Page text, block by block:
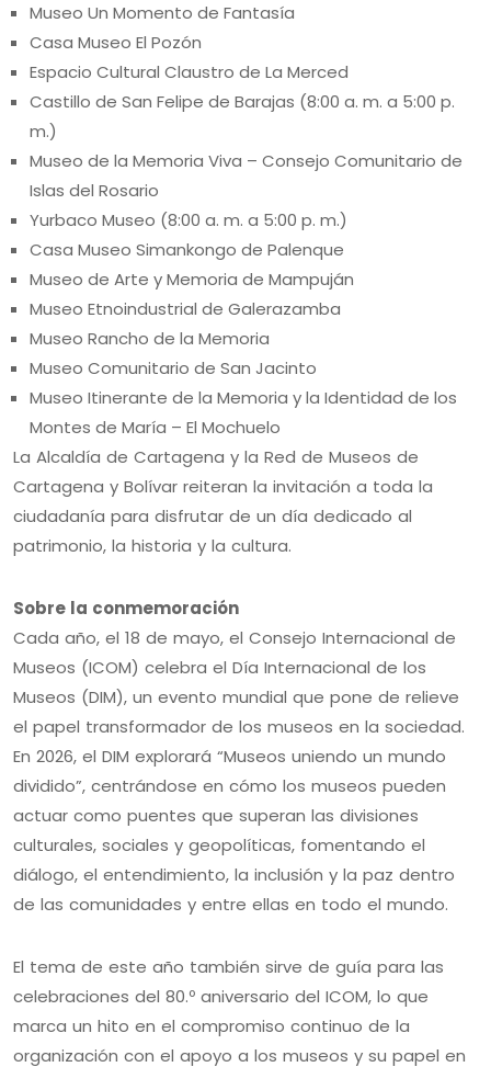
Museo Un Momento de Fantasía
Casa Museo El Pozón
Espacio Cultural Claustro de La Merced
Castillo de San Felipe de Barajas (8:00 a. m. a 5:00 p.
m.)
Museo de la Memoria Viva – Consejo Comunitario de
Islas del Rosario
Yurbaco Museo (8:00 a. m. a 5:00 p. m.)
Casa Museo Simankongo de Palenque
Museo de Arte y Memoria de Mampuján
Museo Etnoindustrial de Galerazamba
Museo Rancho de la Memoria
Museo Comunitario de San Jacinto
Museo Itinerante de la Memoria y la Identidad de los
Montes de María – El Mochuelo
La Alcaldía de Cartagena y la Red de Museos de
Cartagena y Bolívar reiteran la invitación a toda la
ciudadanía para disfrutar de un día dedicado al
patrimonio, la historia y la cultura.
Sobre la conmemoración
Cada año, el 18 de mayo, el Consejo Internacional de
Museos (ICOM) celebra el Día Internacional de los
Museos (DIM), un evento mundial que pone de relieve
el papel transformador de los museos en la sociedad.
En 2026, el DIM explorará “Museos uniendo un mundo
dividido”, centrándose en cómo los museos pueden
actuar como puentes que superan las divisiones
culturales, sociales y geopolíticas, fomentando el
diálogo, el entendimiento, la inclusión y la paz dentro
de las comunidades y entre ellas en todo el mundo.
El tema de este año también sirve de guía para las
celebraciones del 80.º aniversario del ICOM, lo que
marca un hito en el compromiso continuo de la
organización con el apoyo a los museos y su papel en